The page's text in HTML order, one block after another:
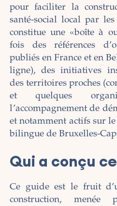
pour faciliter la
santé-social local par
constitue une «boîte à
fois des références
publiés en France et en
ligne), des initiatives
des territoires proches
et quelques
l’accompagnement de
et notamment actifs sur
bilingue de Bruxelles-
Qui a conçu
Ce guide est le fruit
construction, menée